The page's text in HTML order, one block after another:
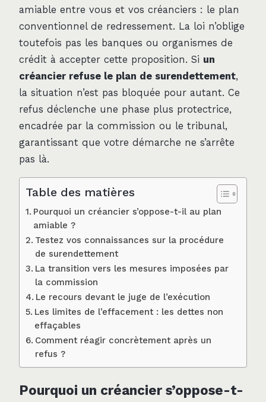
amiable entre vous et vos créanciers : le plan
conventionnel de redressement. La loi n’oblige
toutefois pas les banques ou organismes de
crédit à accepter cette proposition. Si un
créancier refuse le plan de surendettement,
la situation n’est pas bloquée pour autant. Ce
refus déclenche une phase plus protectrice,
encadrée par la commission ou le tribunal,
garantissant que votre démarche ne s’arrête
pas là.
Table des matières
Pourquoi un créancier s’oppose-t-il au plan
amiable ?
Testez vos connaissances sur la procédure
de surendettement
La transition vers les mesures imposées par
la commission
Le recours devant le juge de l’exécution
Les limites de l’effacement : les dettes non
effaçables
Comment réagir concrètement après un
refus ?
Pourquoi un créancier s’oppose-t-